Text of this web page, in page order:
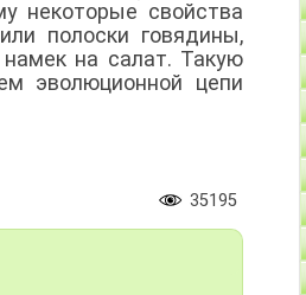
некоторые свойства
полоски говядины,
на салат. Такую
эволюционной цепи
35195